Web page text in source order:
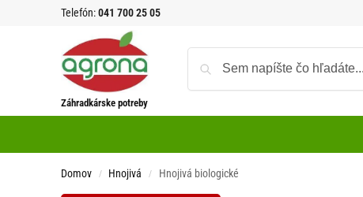
Telefón:041 700 25 05
Záhradkárske potreby
Domov / Hnojivá / Hnojivá biologické